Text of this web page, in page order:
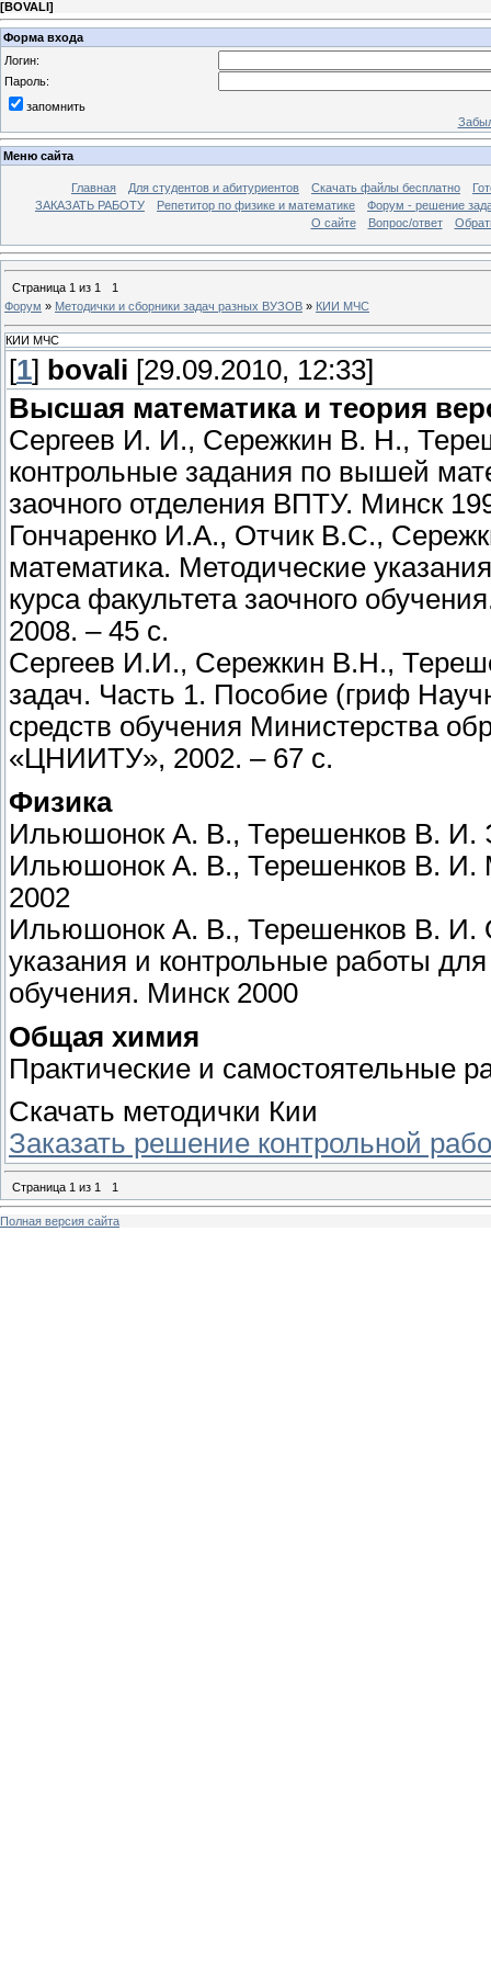
[BOVALI]
Форма входа
Логин:
Пароль:
запомнить
Меню сайта
Главная Для студентов и абитуриентов Скачать файлы бесплатно
ЗАКАЗАТЬ РАБОТУ
Репетитор по физике и математике
Форум - решение
О сайте
Вопрос/ответ
Страница 1 из 1
1
Форум » Методички и сборники задач разных ВУЗОВ » КИИ МЧС
КИИ МЧС
[1] bovali [29.09.2010, 12:33]
Высшая математика и теория
Сергеев И. И., Сережкин В. Н.,
контрольные задания по вышей
заочного отделения ВПТУ. Минск
Гончаренко И.А., Отчик В.С.,
математика. Методические
курса факультета заочного
2008. – 45 с.
Сергеев И.И., Сережкин В.Н.,
задач. Часть 1. Пособие (гриф
средств обучения Министерства
«ЦНИИТУ», 2002. – 67 с.
Физика
Ильюшонок А. В., Терешенков В. И.
Ильюшонок А. В., Терешенков В. И.
2002
Ильюшонок А. В., Терешенков В. И.
указания и контрольные работы
обучения. Минск 2000
Общая химия
Практические и самостоятельные
Скачать методички Кии
Заказать решение контрольной
Страница 1 из 1 1
Полная версия сайта